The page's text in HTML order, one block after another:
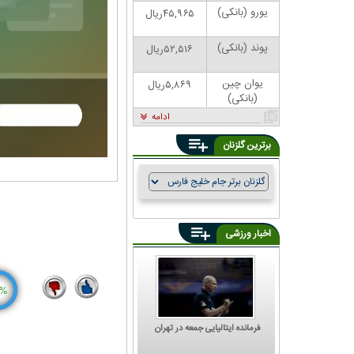
%
یورو (بانکی)
۴۵,۹۶۵ریال
پوند (بانکی)
۵۲,۵۱۶ریال
یوان چین
(بانکی)
۵,۸۶۹ریال
ادامه
برترین گلزنان
اخبار ورزشی
فرمانده ایتالیایی جمعه در تهران